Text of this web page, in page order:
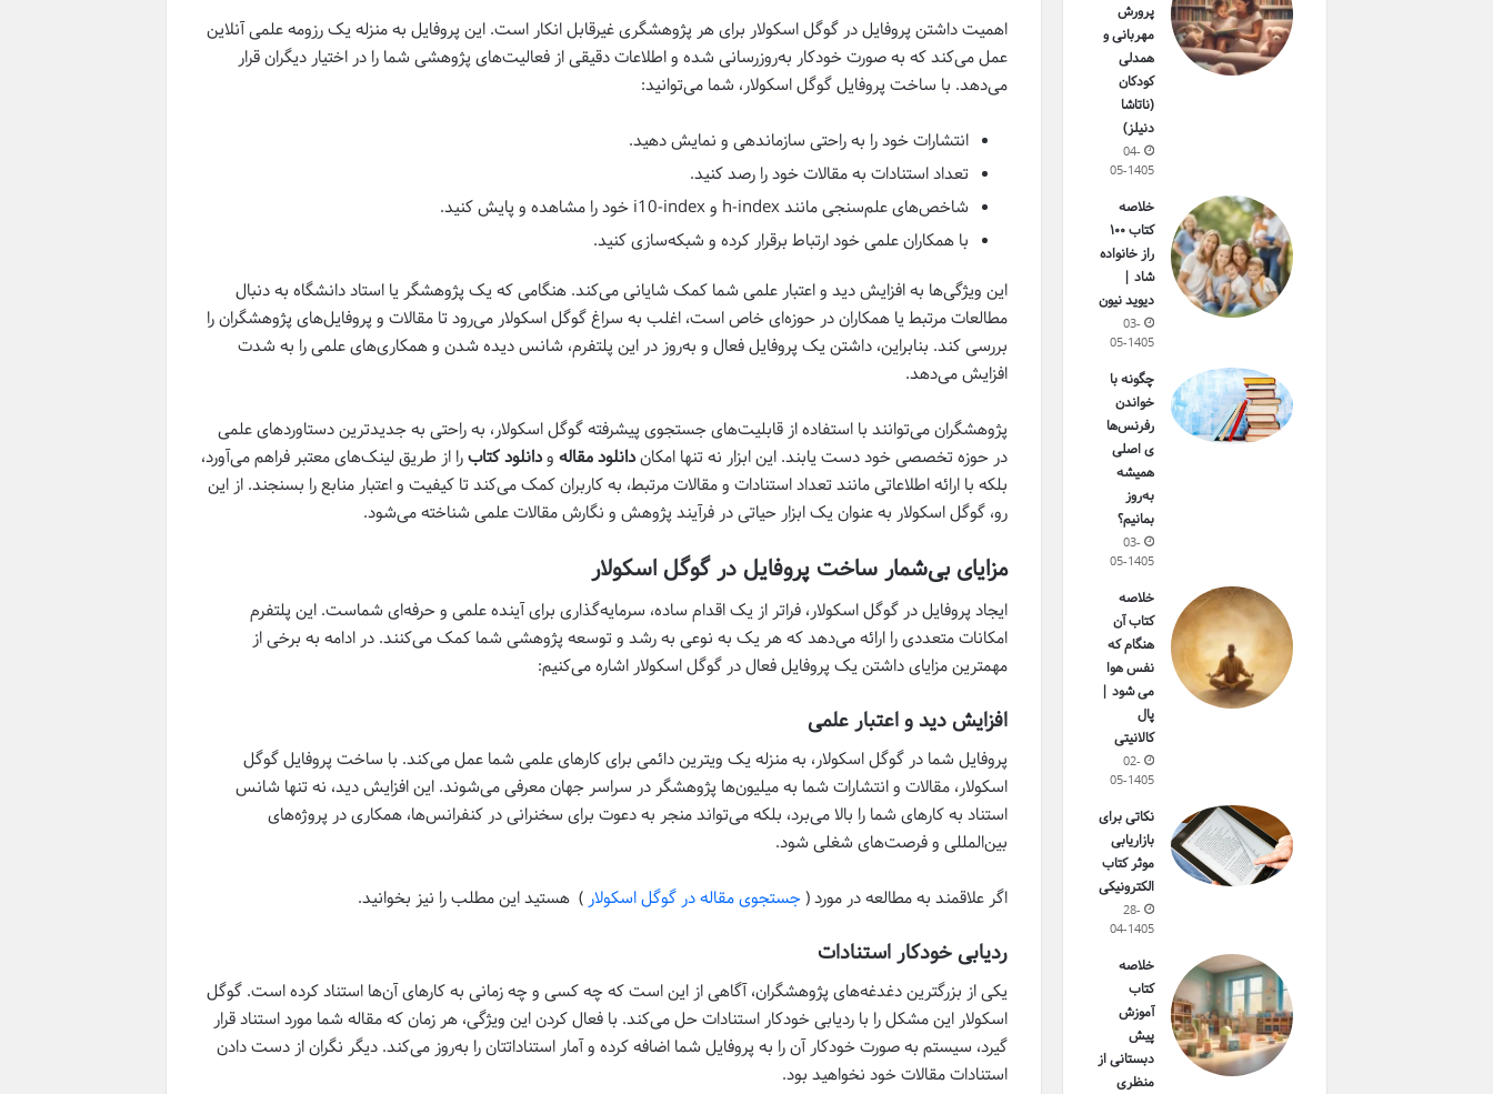
اهمیت داشتن پروفایل در گوگل اسکولار برای هر پژوهشگری غیرقابل انکار است. این پروفایل به منزله یک رزومه علمی آنلاین
عمل می‌کند که به صورت خودکار به‌روزرسانی شده و اطلاعات دقیقی از فعالیت‌های پژوهشی شما را در اختیار دیگران قرار
می‌دهد. با ساخت پروفایل گوگل اسکولار، شما می‌توانید:
انتشارات خود را به راحتی سازماندهی و نمایش دهید.
تعداد استنادات به مقالات خود را رصد کنید.
شاخص‌های علم‌سنجی مانند h-index و i10-index خود را مشاهده و پایش کنید.
با همکاران علمی خود ارتباط برقرار کرده و شبکه‌سازی کنید.
این ویژگی‌ها به افزایش دید و اعتبار علمی شما کمک شایانی می‌کند. هنگامی که یک پژوهشگر یا استاد دانشگاه به دنبال
مطالعات مرتبط یا همکاران در حوزه‌ای خاص است، اغلب به سراغ گوگل اسکولار می‌رود تا مقالات و پروفایل‌های پژوهشگران را
بررسی کند. بنابراین، داشتن یک پروفایل فعال و به‌روز در این پلتفرم، شانس دیده شدن و همکاری‌های علمی را به شدت
افزایش می‌دهد.
پژوهشگران می‌توانند با استفاده از قابلیت‌های جستجوی پیشرفته گوگل اسکولار، به راحتی به جدیدترین دستاوردهای علمی
در حوزه تخصصی خود دست یابند. این ابزار نه تنها امکاندانلود مقاله ودانلود کتابرا از طریق لینک‌های معتبر فراهم می‌آورد،
بلکه با ارائه اطلاعاتی مانند تعداد استنادات و مقالات مرتبط، به کاربران کمک می‌کند تا کیفیت و اعتبار منابع را بسنجند. از این
رو، گوگل اسکولار به عنوان یک ابزار حیاتی در فرآیند پژوهش و نگارش مقالات علمی شناخته می‌شود.
مزایای بی‌شمار ساخت پروفایل در گوگل اسکولار
ایجاد پروفایل در گوگل اسکولار، فراتر از یک اقدام ساده، سرمایه‌گذاری برای آینده علمی و حرفه‌ای شماست. این پلتفرم
امکانات متعددی را ارائه می‌دهد که هر یک به نوعی به رشد و توسعه پژوهشی شما کمک می‌کنند. در ادامه به برخی از
مهمترین مزایای داشتن یک پروفایل فعال در گوگل اسکولار اشاره می‌کنیم:
افزایش دید و اعتبار علمی
پروفایل شما در گوگل اسکولار، به منزله یک ویترین دائمی برای کارهای علمی شما عمل می‌کند. با ساخت پروفایل گوگل
اسکولار، مقالات و انتشارات شما به میلیون‌ها پژوهشگر در سراسر جهان معرفی می‌شوند. این افزایش دید، نه تنها شانس
استناد به کارهای شما را بالا می‌برد، بلکه می‌تواند منجر به دعوت برای سخنرانی در کنفرانس‌ها، همکاری در پروژه‌های
بین‌المللی و فرصت‌های شغلی شود.
اگر علاقمند به مطالعه در مورد (جستجوی مقاله در گوگل اسکولار) هستید این مطلب را نیز بخوانید.
ردیابی خودکار استنادات
یکی از بزرگترین دغدغه‌های پژوهشگران، آگاهی از این است که چه کسی و چه زمانی به کارهای آن‌ها استناد کرده است. گوگل
اسکولار این مشکل را با ردیابی خودکار استنادات حل می‌کند. با فعال کردن این ویژگی، هر زمان که مقاله شما مورد استناد قرار
گیرد، سیستم به صورت خودکار آن را به پروفایل شما اضافه کرده و آمار استناداتتان را به‌روز می‌کند. دیگر نگران از دست دادن
استنادات مقالات خود نخواهید بود.
پرورش
مهربانی و
همدلی
کودکان
(ناتاشا
دنیلز)
04-
05-1405
خلاصه
کتاب ۱۰۰
راز خانواده
شاد |
دیوید نیون
03-
05-1405
چگونه با
خواندن
رفرنس‌ها
ی اصلی
همیشه
به‌روز
بمانیم؟
03-
05-1405
خلاصه
کتاب آن
هنگام که
نفس هوا
می شود |
پال
کالانیتی
02-
05-1405
نکاتی برای
بازاریابی
موثر کتاب
الکترونیکی
28-
04-1405
خلاصه
کتاب
آموزش
پیش
دبستانی از
منظری